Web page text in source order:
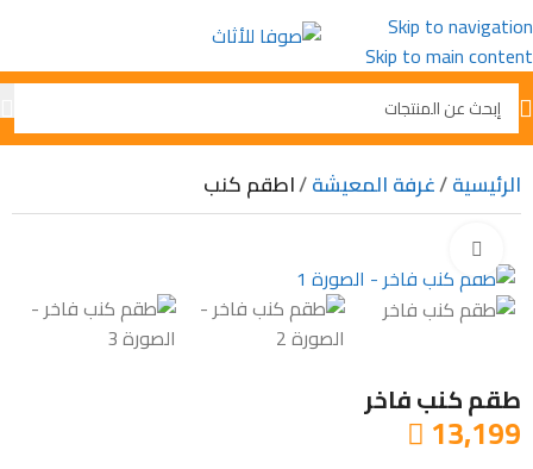
Skip to navigation
Skip to main content
الرئيسية غرفة المعيشة اطقم كنب
طقم كنب فاخر
13,199